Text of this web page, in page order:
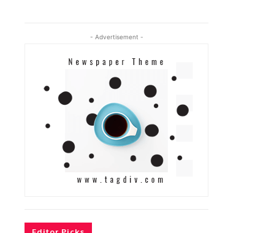
- Advertisement -